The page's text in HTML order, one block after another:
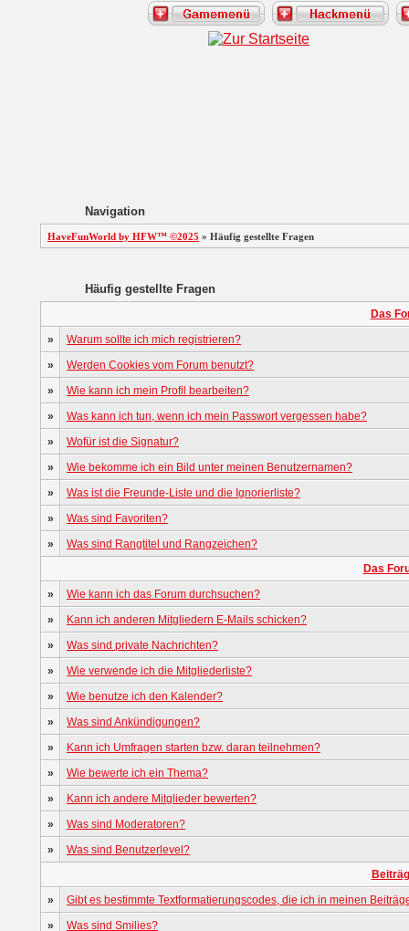
Navigation
HaveFunWorld by HFW™ ©2025 » Häufig gestellte Fragen
Häufig gestellte Fragen
Das
»
Warum sollte ich mich registrieren?
»
Werden Cookies vom Forum benutzt?
»
Wie kann ich mein Profil bearbeiten?
»
Was kann ich tun, wenn ich mein Passwort vergessen habe?
»
Wofür ist die Signatur?
»
Wie bekomme ich ein Bild unter meinen Benutzernamen?
»
Was ist die Freunde-Liste und die Ignorierliste?
»
Was sind Favoriten?
»
Was sind Rangtitel und Rangzeichen?
Das
»
Wie kann ich das Forum durchsuchen?
»
Kann ich anderen Mitgliedern E-Mails schicken?
»
Was sind private Nachrichten?
»
Wie verwende ich die Mitgliederliste?
»
Wie benutze ich den Kalender?
»
Was sind Ankündigungen?
»
Kann ich Umfragen starten bzw. daran teilnehmen?
»
Wie bewerte ich ein Thema?
»
Kann ich andere Mitglieder bewerten?
»
Was sind Moderatoren?
»
Was sind Benutzerlevel?
»
Gibt es bestimmte Textformatierungscodes, die ich in meinen
»
Was sind Smilies?